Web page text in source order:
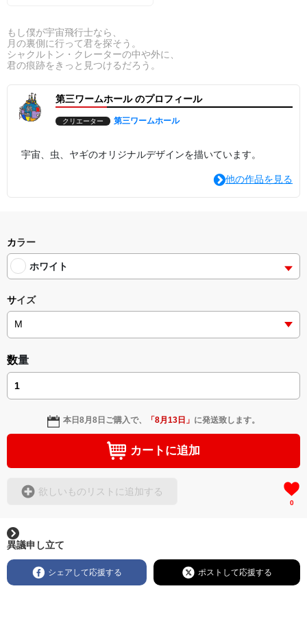
もし僕が宇宙飛行士なら、
月の裏側に行って君を探そう。
シャクルトン・クレーターの中や外に、
君の痕跡をきっと見つけるだろう。
第三ワームホール のプロフィール
クリエーター 第三ワームホール
宇宙、虫、ヤギのオリジナルデザインを描いています。
他の作品を見る
カラー
ホワイト
サイズ
数量
本日8月8日 ご購入で、 「8月13日 」 に発送致します。
カートに追加
欲しいものリストに追加する
0
異議申し立て
シェアして応援する ポストして応援する